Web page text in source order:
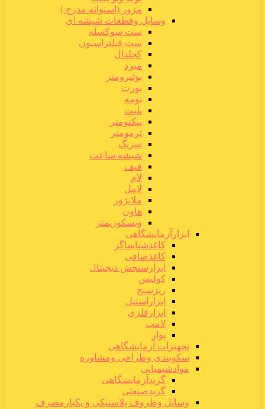
مزور (استوانه مدرج )
وسایل وقطعات شیشه ای
ست سوکسله
ست فیلتراسیون
کجلدال
مبرد
بوتیرومتر
بورت
بومه
پلیت
پیکنومتر
ترمومتر
سرنگ
شیشه ساعت
قیف
لام
لامل
ملانژور
هاون
ویسکوزیمتر
ابزارآزمایشگاهی
کاغذشناساگر
کاغذصافی
ابزارسنجش دیجیتال
کولیس
ریزسنج
ابزاراستیل
ابزارفلزی
لامپ
پوار
تجهیزات آزمایشگاهی
سکوبندی وطراحی ومشاوره
موادشیمیایی
گریدآزمایشگاهی
گریدصنعتی
وسایل وظروف پلاستیکی و یکبارمصرف